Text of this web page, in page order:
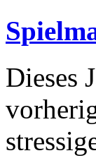
Dieses